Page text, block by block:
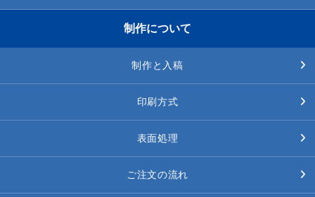
制作について
制作と入稿
印刷方式
表面処理
ご注文の流れ